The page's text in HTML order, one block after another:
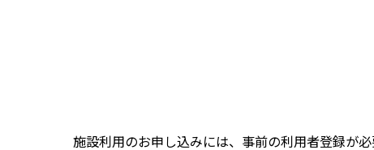
施設利用のお申し込みには、事前の利用者登録が